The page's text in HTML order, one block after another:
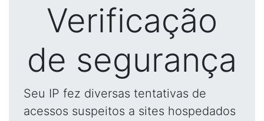
Verificação
de segurança
Seu IP fez diversas tentativas de
acessos suspeitos a sites hospedados